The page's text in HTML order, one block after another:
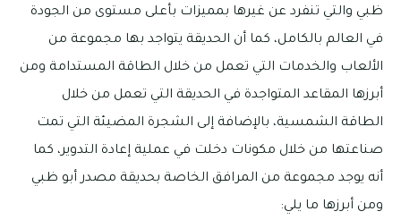
ظبي والتي تنفرد عن غيرها بمميزات بأعلى مستوى من الجودة
في العالم بالكامل، كما أن الحديقة يتواجد بها مجموعة من
الألعاب والخدمات التي تعمل من خلال الطاقة المستدامة ومن
أبرزها المقاعد المتواجدة في الحديقة التي تعمل من خلال
الطاقة الشمسية، بالإضافة إلى الشجرة المضيئة التي تمت
صناعتها من خلال مكونات دخلت في عملية إعادة التدوير، كما
أنه يوجد مجموعة من المرافق الخاصة بحديقة مصدر أبو ظبي
ومن أبرزها ما يلي: